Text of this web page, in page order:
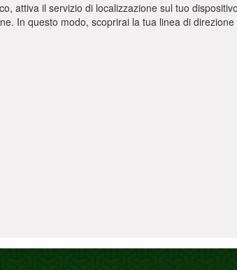
attiva il servizio di localizzazione sul tuo
In questo modo, scoprirai la tua linea di